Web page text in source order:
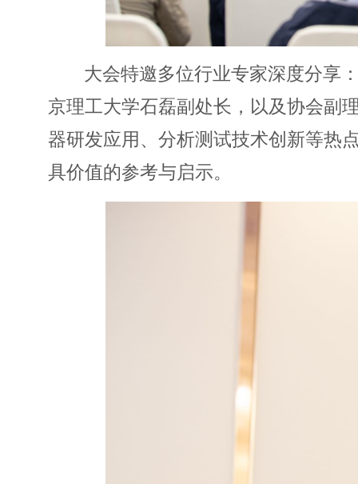
大会特邀多位行业专家深度分享
京理工大学石磊副处长，以及协会副
器研发应用、分析测试技术创新等热
具价值的参考与启示。